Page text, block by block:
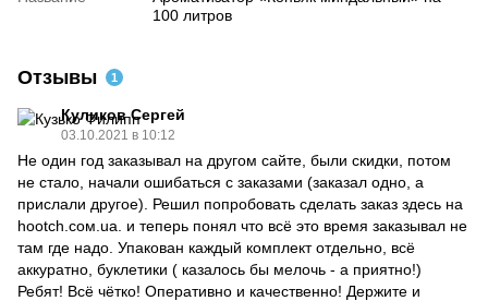
100 литров
Отзывы 1
Куликов Сергей
03.10.2021 в 10:12
Не один год заказывал на другом сайте, были скидки, потом
не стало, начали ошибаться с заказами (заказал одно, а
прислали другое). Решил попробовать сделать заказ здесь на
hootch.сом.ua. и теперь понял что всё это время заказывал не
там где надо. Упакован каждый комплект отдельно, всё
аккуратно, буклетики ( казалось бы мелочь - а приятно!)
Ребят! Всё чётко! Оперативно и качественно! Держите и